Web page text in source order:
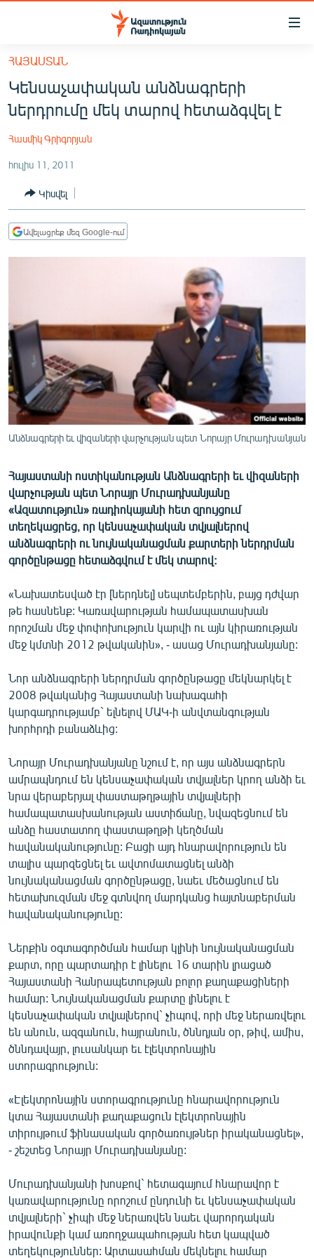
Մատչելիության
հիմնական
բովանդակությանը
Անցնել
հիմնական
մենյուին
ՀԱՅԱՍՏԱՆ
ՔԱՂԱՔԱԿԱՆ
ԸՆՏՐՈՒԹՅՈՒՆՆԵՐ 2026
ԻՐԱՎՈՒՆՔ
ՀԱՍԱՐԱԿՈՒԹՅՈՒՆ
ՏՆՏԵՍՈՒԹՅՈՒՆ
ՄԻՋԱԶԳԱՅԻՆ
ՄՇԱԿՈՒՅԹ
ՍՊՈՐՏ
ՄԵԿՆԱԲԱՆՈՒԹՅՈՒՆ
ՏՏ ԵՒ ԻՆՏԵՐՆԵՏ
ԱՐԽԻՎ
ՏԵՍԱՆՅՈՒԹԵՐ
ԲԱՆԱՎԵՃ
ՁԳՏԵԼՈՎ ԼԱՎԱԳՈՒՅՆԻՆ
Հայերեն
English
ՀԵՏԵՎԵՔ ՄԵԶ
«Ազատության» բոլոր կայքերը
ՀԱՅԱՍՏԱՆ
Կենսաչափական անձնագրերի
ներդրումը մեկ տարով հետաձգվել է
Հասմիկ Գրիգորյան
հուլիս 11, 2011
Կիսվել
Ավելացրեք մեզ Google-ում
Անձնագրերի եւ վիզաների վարչության պետ Նորայր Մուրադխանյան
Հայաստանի ոստիկանության Անձնագրերի եւ վիզաների
վարչության պետ Նորայր Մուրադխանյանը
«Ազատություն» ռադիոկայանի հետ զրույցում
տեղեկացրեց, որ կենսաչափական տվյալներով
անձնագրերի ու նույնականացման քարտերի ներդրման
գործընթացը հետաձգվում է մեկ տարով:
«Նախատեսված էր [ներդնել] սեպտեմբերին, բայց դժվար
թե հասնենք: Կառավարության համապատասխան
որոշման մեջ փոփոխություն կարվի ու այն կիրառության
մեջ կմտնի 2012 թվականին», - ասաց Մուրադխանյանը:
Նոր անձնագրերի ներդրման գործընթացը մեկնարկել է
2008 թվականից Հայաստանի նախագահի
կարգադրությամբ` ելնելով ՄԱԿ-ի անվտանգության
խորհրդի բանաձևից:
Նորայր Մուրադխանյանը նշում է, որ այս անձնագրերն
ամրապնդում են կենսաչափական տվյալներ կրող անձի եւ
նրա վերաբերյալ փաստաթղթային տվյալների
համապատասխանության աստիճանը, նվազեցնում են
անձը հաստատող փաստաթղթի կեղծման
հավանականությունը: Բացի այդ հնարավորություն են
տալիս պարզեցնել եւ ավտոմատացնել անձի
նույնականացման գործընթացը, նաեւ մեծացնում են
հետախուզման մեջ գտնվող մարդկանց հայտնաբերման
հավանականությունը:
Ներքին օգտագործման համար կլինի նույնականացման
քարտ, որը պարտադիր է լինելու 16 տարին լրացած
Հայաստանի Հանրապետության բոլոր քաղաքացիների
համար: Նույնականացման քարտը լինելու է
կեսնաչափական տվյալներով` չիպով, որի մեջ ներառվելու
են անուն, ազգանուն, հայրանուն, ծննդյան օր, թիվ, ամիս,
ծննդավայր, լուսանկար եւ էլեկտրոնային
ստորագրություն:
«Էլեկտրոնային ստորագրությունը հնարավորություն
կտա Հայաստանի քաղաքացուն էլեկտրոնային
տիրույթում ֆինասական գործառույթներ իրականացնել»,
- շեշտեց Նորայր Մուրադխանյանը:
Մուրադխանյանի խոսքով` հետագայում հնարավոր է
կառավարությունը որոշում ընդունի եւ կենսաչափական
տվյալների` չիպի մեջ ներառվեն նաեւ վարորդական
իրավունքի կամ առողջապահության հետ կապված
տեղեկություններ: Արտասահման մեկնելու համար